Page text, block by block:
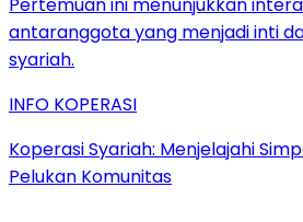
INFO KOPERASI
Koperasi Syariah: Menjelajahi
Pelukan Komunitas